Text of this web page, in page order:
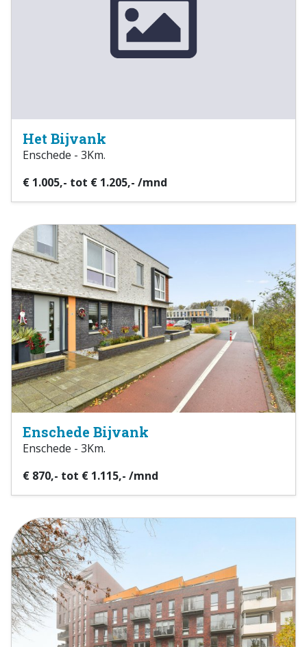
Het Bijvank
Enschede - 3Km.
€ 1.005,- tot € 1.205,- /mnd
Enschede Bijvank
Enschede - 3Km.
€ 870,- tot € 1.115,- /mnd